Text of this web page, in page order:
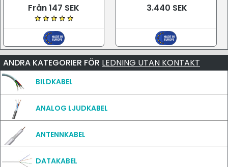
Från 147 SEK 3.440 SEK
ANDRA KATEGORIER FÖR LEDNING UTAN KONTAKT
BILDKABEL
ANALOG LJUDKABEL
ANTENNKABEL
DATAKABEL